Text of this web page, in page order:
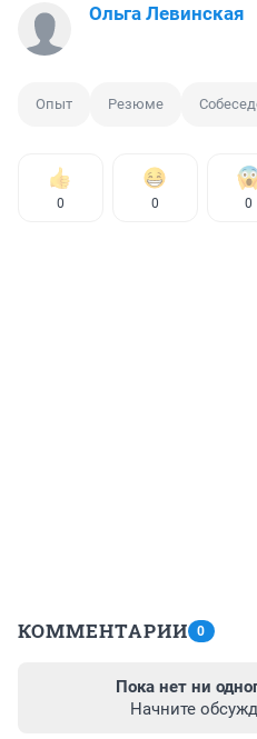
Ольга Левинская
Опыт Резюме
0 0 0
КОММЕНТАРИИ 0
Пока нет ни
Начните